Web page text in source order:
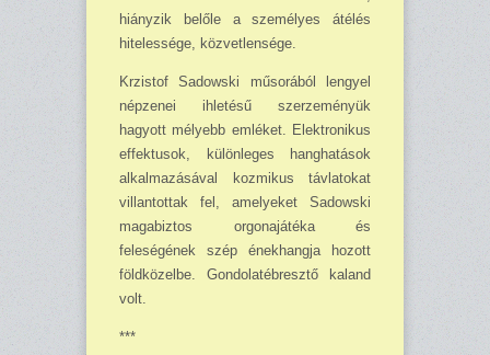
hiányzik belőle a szemé­lyes átélés
hitelessége, közvet­lensége.
Krzistof Sadowski műsorából len­gyel
népzenei ihletésű szerzeményük
hagyott mélyebb emléket. Elektro­nikus
effektusok, különleges hanghatások
alkalmazásával kozmikus távlatokat
villantottak fel, amelye­ket Sadowski
magabiztos orgonajátéka és
feleségének szép énekhang­ja hozott
földközelbe. Gondolatéb­resztő kaland
volt.
***